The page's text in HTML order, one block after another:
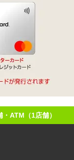
ATM（1店舗）